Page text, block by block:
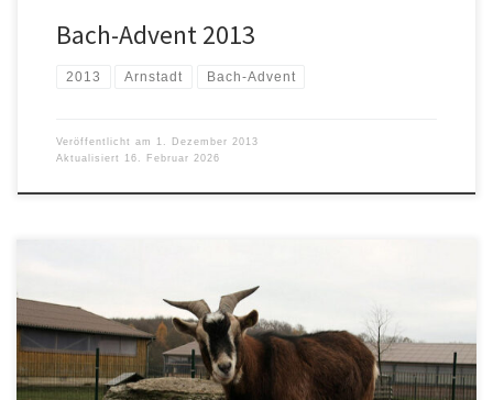
Bach-Advent 2013
2013 Arnstadt Bach-Advent
Veröffentlicht am
1. Dezember 2013
Aktualisiert
16. Februar 2026